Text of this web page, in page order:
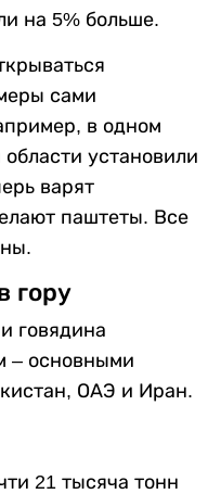
на 5% больше.
сами
в одном
установили
варят
паштеты. Все
гору
говядина
– основными
ОАЭ и Иран.
21 тысяча тонн